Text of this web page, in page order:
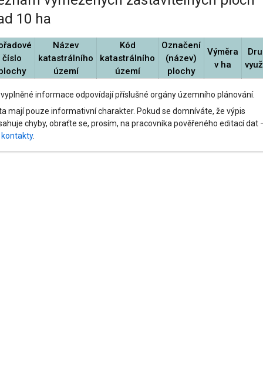
10 ha
číslo
Název
katastrálního
území
Kód
katastrálního
území
Označení
(název)
plochy
Výměra
v ha
informace odpovídají příslušné orgány územního plánování.
mají pouze informativní charakter. Pokud se domníváte, že výpis
chyby, obraťte se, prosím, na pracovníka pověřeného editací dat
kontakty.